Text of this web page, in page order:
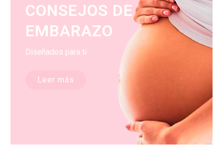
CONSEJOS DE
EMBARAZO
Diseñados para ti
Leer más